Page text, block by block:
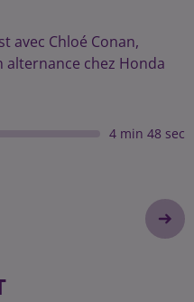
avec Chloé Conan,
alternance chez Honda
4 min 48 sec